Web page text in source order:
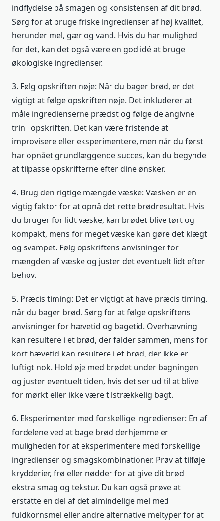
indflydelse på smagen og konsistensen af dit brød.
Sørg for at bruge friske ingredienser af høj kvalitet,
herunder mel, gær og vand. Hvis du har mulighed
for det, kan det også være en god idé at bruge
økologiske ingredienser.
3. Følg opskriften nøje: Når du bager brød, er det
vigtigt at følge opskriften nøje. Det inkluderer at
måle ingredienserne præcist og følge de angivne
trin i opskriften. Det kan være fristende at
improvisere eller eksperimentere, men når du først
har opnået grundlæggende succes, kan du begynde
at tilpasse opskrifterne efter dine ønsker.
4. Brug den rigtige mængde væske: Væsken er en
vigtig faktor for at opnå det rette brødresultat. Hvis
du bruger for lidt væske, kan brødet blive tørt og
kompakt, mens for meget væske kan gøre det klægt
og svampet. Følg opskriftens anvisninger for
mængden af væske og juster det eventuelt lidt efter
behov.
5. Præcis timing: Det er vigtigt at have præcis timing,
når du bager brød. Sørg for at følge opskriftens
anvisninger for hævetid og bagetid. Overhævning
kan resultere i et brød, der falder sammen, mens for
kort hævetid kan resultere i et brød, der ikke er
luftigt nok. Hold øje med brødet under bagningen
og juster eventuelt tiden, hvis det ser ud til at blive
for mørkt eller ikke være tilstrækkelig bagt.
6. Eksperimenter med forskellige ingredienser: En af
fordelene ved at bage brød derhjemme er
muligheden for at eksperimentere med forskellige
ingredienser og smagskombinationer. Prøv at tilføje
krydderier, frø eller nødder for at give dit brød
ekstra smag og tekstur. Du kan også prøve at
erstatte en del af det almindelige mel med
fuldkornsmel eller andre alternative meltyper for at